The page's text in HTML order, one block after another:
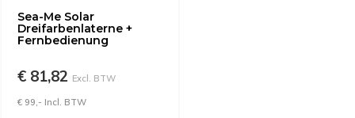
Sea-Me Solar
Dreifarbenlaterne +
Fernbedienung
€ 81,82 Excl. BTW
€ 99,- Incl. BTW